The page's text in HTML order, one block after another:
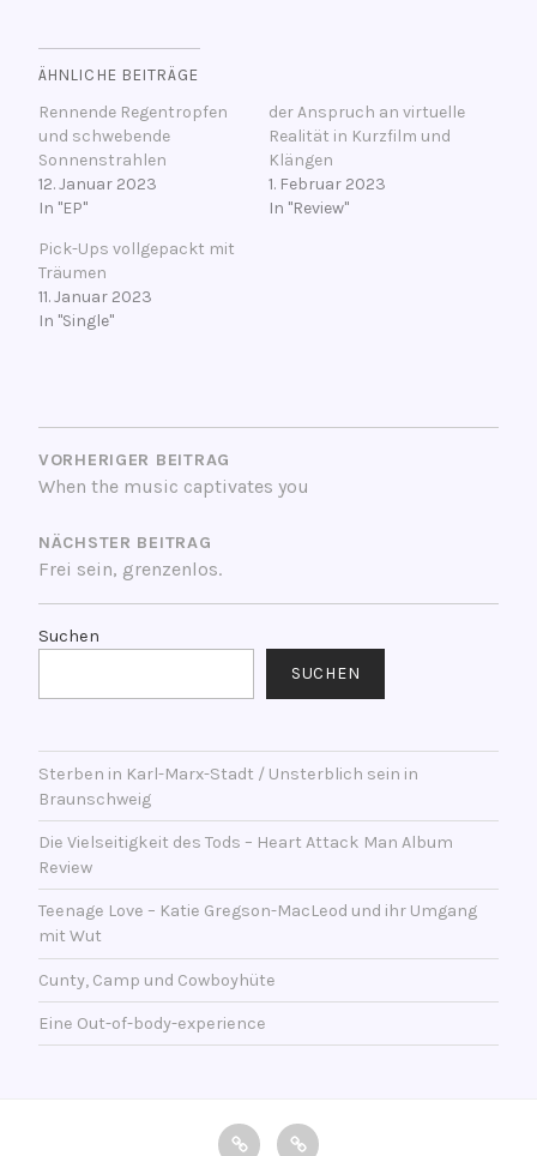
ÄHNLICHE BEITRÄGE
Rennende Regentropfen
und schwebende
Sonnenstrahlen
12. Januar 2023
In "EP"
der Anspruch an virtuelle
Realität in Kurzfilm und
Klängen
1. Februar 2023
In "Review"
Pick-Ups vollgepackt mit
Träumen
11. Januar 2023
In "Single"
e
r
s
h
l
a
g
t
e
t
m
i
t
F
r
m
a
BEITRAGSNAVIGATION
VORHERIGER BEITRAG
When the music captivates you
NÄCHSTER BEITRAG
Frei sein, grenzenlos.
Suchen
SUCHEN
Sterben in Karl-Marx-Stadt / Unsterblich sein in
Braunschweig
Die Vielseitigkeit des Tods – Heart Attack Man Album
Review
Teenage Love – Katie Gregson-MacLeod und ihr Umgang
mit Wut
Cunty, Camp und Cowboyhüte
Eine Out-of-body-experience
impressumDatenschutzerklärung